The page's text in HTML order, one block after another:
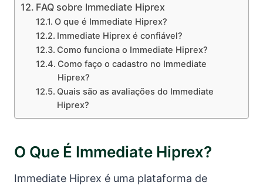
FAQ sobre Immediate Hiprex
O que é Immediate Hiprex?
Immediate Hiprex é confiável?
Como funciona o Immediate Hiprex?
Como faço o cadastro no Immediate
Hiprex?
Quais são as avaliações do Immediate
Hiprex?
O Que É Immediate Hiprex?
Immediate Hiprex é uma plataforma de